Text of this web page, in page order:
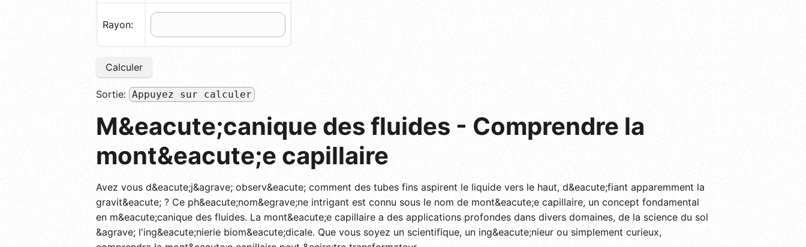
Rayon:
Calculer
Sortie: Appuyez sur calculer
M&eacute;canique des fluides - Comprendre la
mont&eacute;e capillaire
Avez vous d&eacute;j&agrave; observ&eacute; comment des tubes fins aspirent le liquide vers le haut, d&eacute;fiant apparemment la
gravit&eacute; ? Ce ph&eacute;nom&egrave;ne intrigant est connu sous le nom de mont&eacute;e capillaire, un concept fondamental
en m&eacute;canique des fluides. La mont&eacute;e capillaire a des applications profondes dans divers domaines, de la science du sol
&agrave; l'ing&eacute;nierie biom&eacute;dicale. Que vous soyez un scientifique, un ing&eacute;nieur ou simplement curieux,